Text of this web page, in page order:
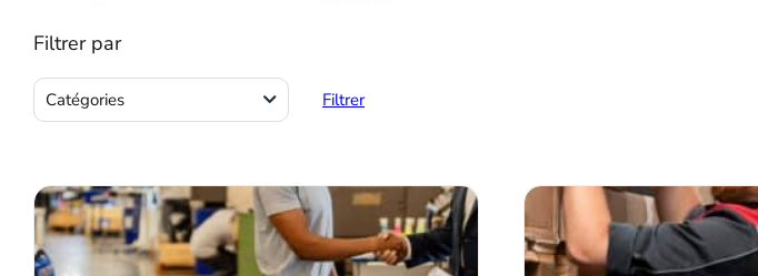
Filtrer par
Actions
Catégories Filtrer